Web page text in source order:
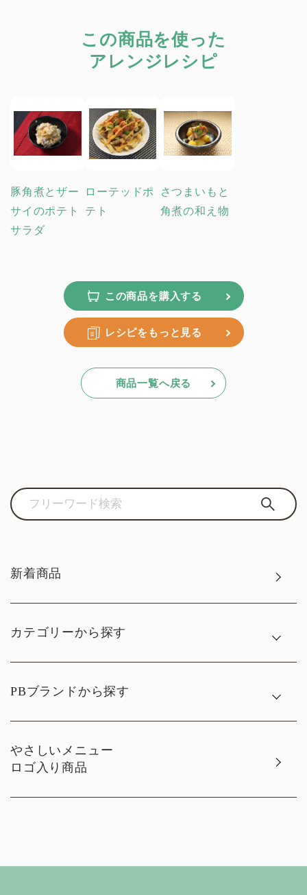
新着商品
カテゴリーから探す
PBブランドから探す
やさしいメニュー
ロゴ入り商品
この商品を使った
アレンジレシピ
豚角煮とザー
サイのポテト
サラダ
ローテッドポ
テト
さつまいもと
角煮の和え物
この商品を購入する
レシピをもっと見る
商品一覧へ戻る